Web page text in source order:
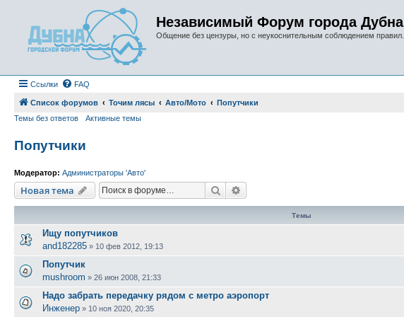
Независимый Форум города Дубна
Общение без цензуры, но с неукоснительным соблюдением правил.
Ссылки FAQ
Список форумов Точим лясы Авто/Мото
Попутчики
Темы без ответов
Активные темы
Попутчики
Модератор: Администраторы 'Авто'
Новая тема Поиск
Темы
Ищу попутчиков
and182285 » 10 фев 2012, 19:13
Попутчик
mushroom » 26 июн 2008, 21:33
Надо забрать передачку рядом с метро аэропорт
Инженер » 10 ноя 2020, 20:35